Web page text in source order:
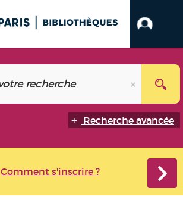
Recherche avancée
Comment s'inscrire ?